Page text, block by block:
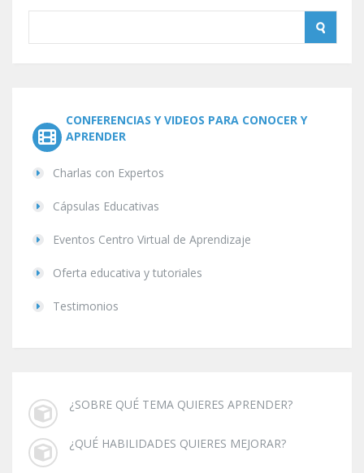
CONFERENCIAS Y VIDEOS PARA CONOCER Y
APRENDER
Charlas con Expertos
Cápsulas Educativas
Eventos Centro Virtual de Aprendizaje
Oferta educativa y tutoriales
Testimonios
¿SOBRE QUÉ TEMA QUIERES APRENDER?
¿QUÉ HABILIDADES QUIERES MEJORAR?